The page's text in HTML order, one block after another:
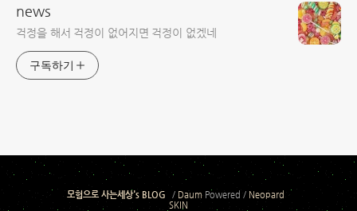
news
걱정을 해서 걱정이 없어지면 걱정이 없겠네
구독하기
모험으로 사는세상's BLOG / Daum Powered / Neopard
SKIN